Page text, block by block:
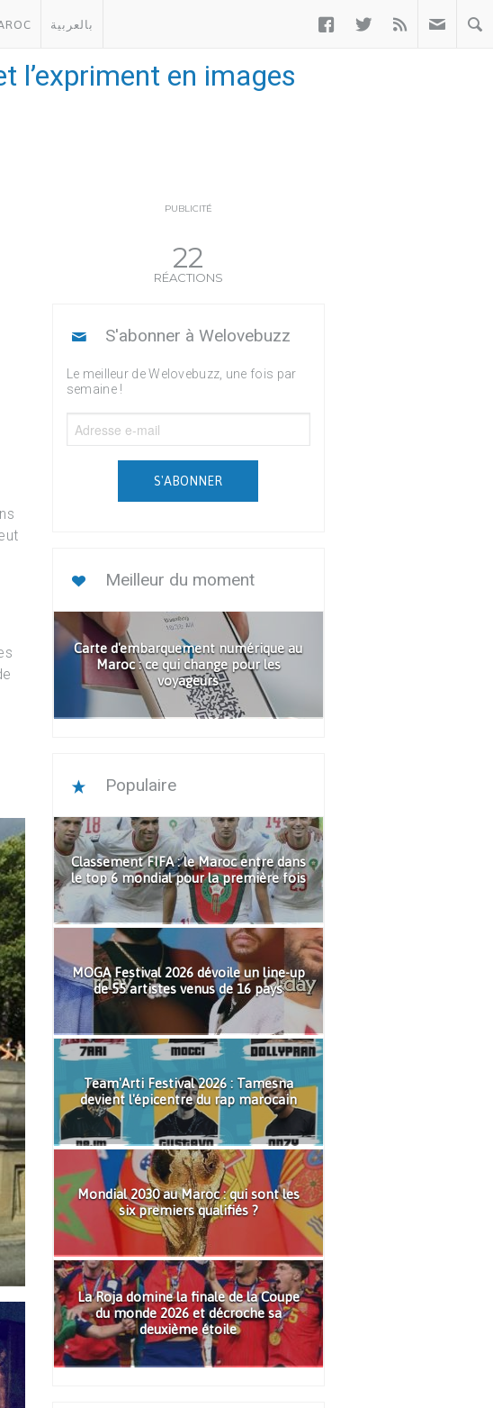
بالعربية   
l’expriment en images
PUBLICITÉ
22
RÉACTIONS
S'abonner à Welovebuzz
Le meilleur de Welovebuzz, une fois par
semaine !
S'ABONNER
Meilleur du moment
Carte d'embarquement numérique au
Maroc : ce qui change pour les
voyageurs
Populaire
Classement FIFA : le Maroc entre dans
le top 6 mondial pour la première fois
MOGA Festival 2026 dévoile un line-up
de 55 artistes venus de 16 pays
Team'Arti Festival 2026 : Tamesna
devient l'épicentre du rap marocain
Mondial 2030 au Maroc : qui sont les
six premiers qualifiés ?
La Roja domine la finale de la Coupe
du monde 2026 et décroche sa
deuxième étoile